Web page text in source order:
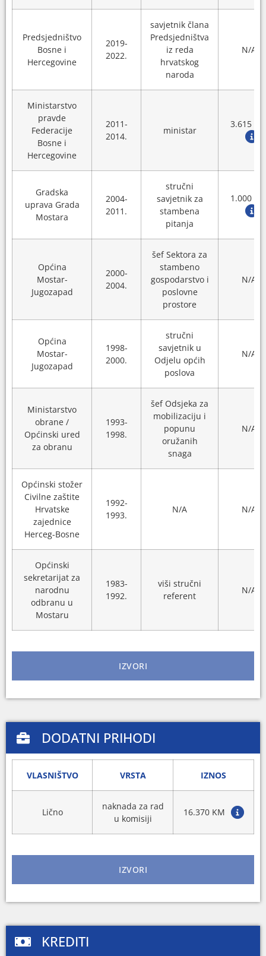
Predsjedništvo
Bosne i
Hercegovine
2019-
2022.
savjetnik člana
Predsjedništva
iz reda
hrvatskog
naroda
N/A
Ministarstvo
pravde
Federacije
Bosne i
Hercegovine
2011-
2014.
ministar
3.615
Gradska
uprava Grada
Mostara
2004-
2011.
stručni
savjetnik za
stambena
pitanja
1.000
Općina
Mostar-
Jugozapad
2000-
2004.
šef Sektora za
stambeno
gospodarstvo i
poslovne
prostore
N/A
Općina
Mostar-
Jugozapad
1998-
2000.
stručni
savjetnik u
Odjelu općih
poslova
N/A
Ministarstvo
obrane /
Općinski ured
za obranu
1993-
1998.
šef Odsjeka za
mobilizaciju i
popunu
oružanih
snaga
N/A
Općinski stožer
Civilne zaštite
Hrvatske
zajednice
Herceg-Bosne
1992-
1993.
N/A N/A
Općinski
sekretarijat za
narodnu
odbranu u
Mostaru
1983-
1992.
viši stručni
referent
N/A
IZVORI
DODATNI PRIHODI
VLASNIŠTVO VRSTA IZNOS
Lično
naknada za rad
u komisiji
16.370 KM
IZVORI
KREDITI